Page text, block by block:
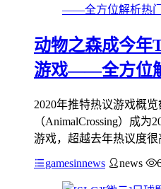
动物之森成今年
游戏——全方位
2020年推特热议游戏概
（AnimalCrossing）成
游戏，超越去年热议度
gamesinnews news